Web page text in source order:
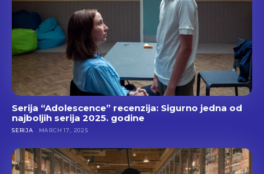
Serija “Adolescence” recenzija: Sigurno jedna od
najboljih serija 2025. godine
SERIJA MARCH 17, 2025